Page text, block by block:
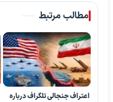
مطالب مرتبط
اعتراف جنجالی تلگراف درباره